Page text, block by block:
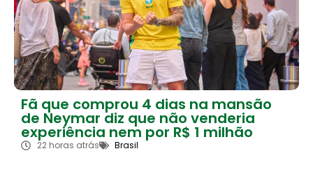
Fã que comprou 4 dias na mansão
de Neymar diz que não venderia
experiência nem por R$ 1 milhão
22 horas atrás Brasil